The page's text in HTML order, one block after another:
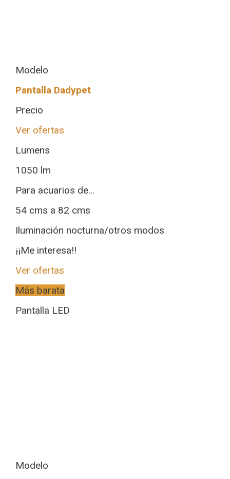
Modelo
Pantalla Dadypet
Precio
Ver ofertas
Lumens
1050 lm
Para acuarios de...
54 cms a 82 cms
Iluminación nocturna/otros modos
¡¡Me interesa!!
Ver ofertas
Más barata
Pantalla LED
Modelo